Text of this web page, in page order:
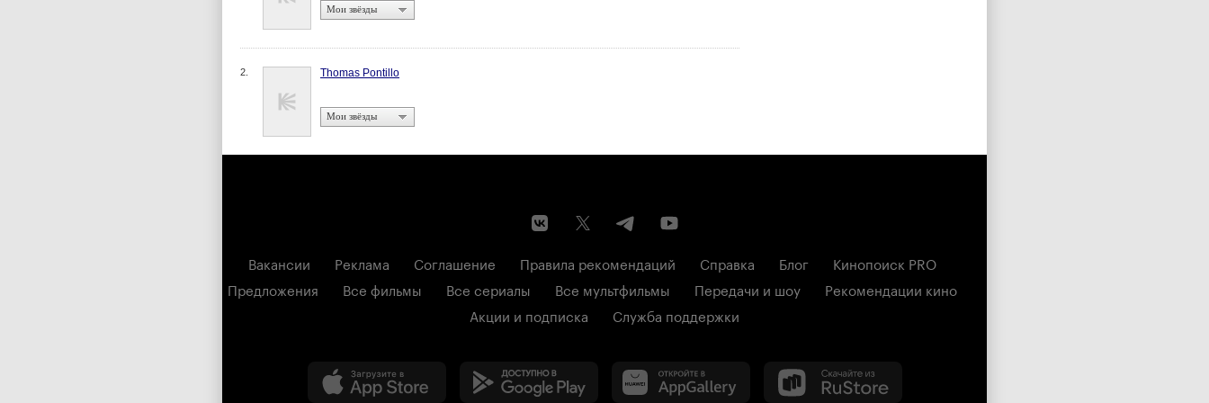
Мои звёзды
2. Thomas Pontillo
Мои звёзды
Вакансии Реклама Соглашение Правила рекомендаций Справка Блог
Кинопоиск PRO
Предложения
Все фильмы Все сериалы Все мультфильмы Передачи и шоу
Рекомендации кино
Акции и подписка
Служба поддержки